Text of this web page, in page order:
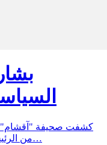
من الرئيس السوري بشار الأسد يطلب فيها اللجوء…